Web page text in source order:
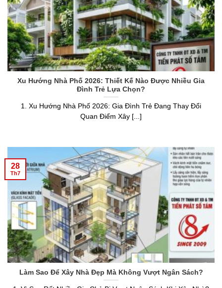
Xu Hướng Nhà Phố 2026: Thiết Kế Nào Được Nhiều Gia
Đình Trẻ Lựa Chọn?
1. Xu Hướng Nhà Phố 2026: Gia Đình Trẻ Đang Thay Đổi
Quan Điểm Xây [...]
Làm Sao Để Xây Nhà Đẹp Mà Không Vượt Ngân Sách?
28
Th7